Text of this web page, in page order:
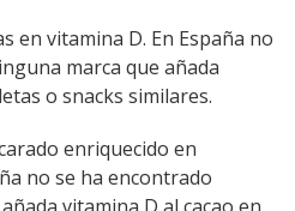
en vitamina D. En España no
marca que añada
o snacks similares.
enriquecido en
no se ha encontrado